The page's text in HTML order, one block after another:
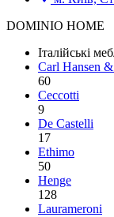
DOMINIO HOME
Італійські
Carl Hansen &
60
Ceccotti
9
De Castelli
17
Ethimo
50
Henge
128
Laurameroni